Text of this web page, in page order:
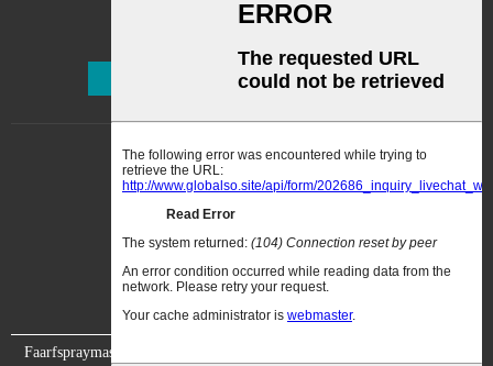
Abonnéieren
Faarfspraymaschinn